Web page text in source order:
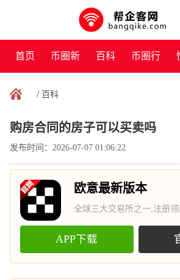
首页 币圈新 百科 币圈行
/ 百科
购房合同的房子可以买卖吗
发布时间：2026-07-07 01:06:22
欧意最新版本
全球三大交易所之一,注册领
APP下载